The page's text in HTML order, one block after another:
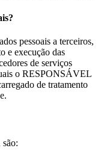
pessoais a terceiros,
e execução das
de serviços
o RESPONSÁVEL
de tratamento